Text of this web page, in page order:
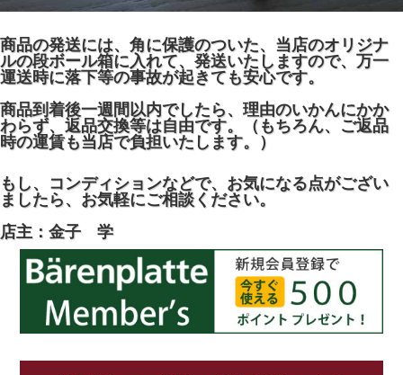
商品の発送には、角に保護のついた、当店のオリジナ
ルの段ボール箱に入れて、発送いたしますので、万一
運送時に落下等の事故が起きても安心です。
商品到着後一週間以内でしたら、理由のいかんにかか
わらず、返品交換等は自由です。（もちろん、ご返品
時の運賃も当店で負担いたします。）
もし、コンディションなどで、お気になる点がござい
ましたら、お気軽にご相談ください。
店主：金子 学